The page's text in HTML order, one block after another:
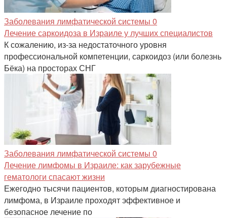
Заболевания лимфатической системы 0
Лечение саркоидоза в Израиле у лучших специалистов
К сожалению, из-за недостаточного уровня
профессиональной компетенции, саркоидоз (или болезнь
Бёка) на просторах СНГ
Заболевания лимфатической системы 0
Лечение лимфомы в Израиле: как зарубежные
гематологи спасают жизни
Ежегодно тысячи пациентов, которым диагностирована
лимфома, в Израиле проходят эффективное и
безопасное лечение по